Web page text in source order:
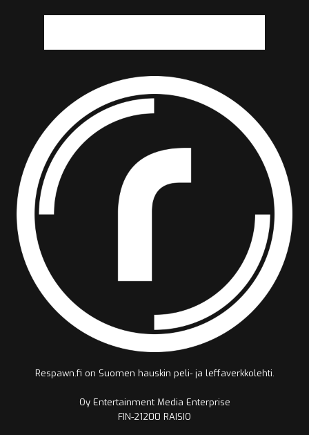
Respawn.fi on Suomen hauskin peli- ja leffaverkkolehti.
Oy Entertainment Media Enterprise
FIN-21200 RAISIO